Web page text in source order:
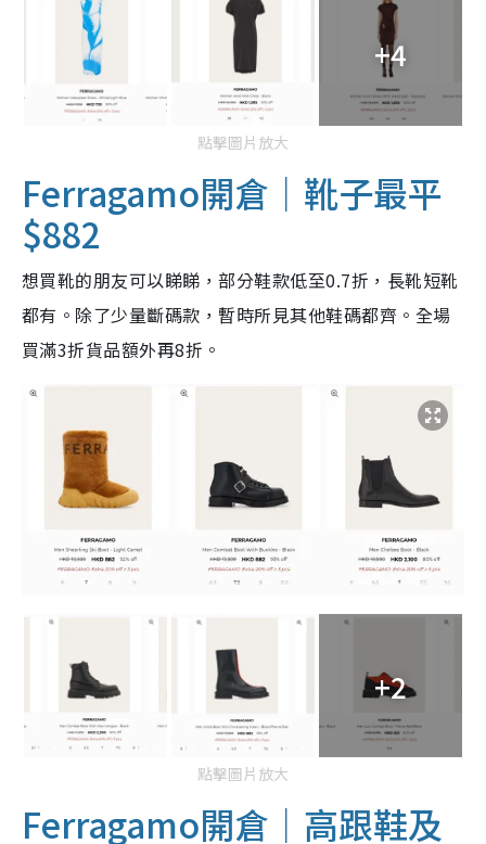
+4
點擊圖片放大
Ferragamo開倉｜靴子最平
$882
想買靴的朋友可以睇睇，部分鞋款低至0.7折，長靴短靴
都有。除了少量斷碼款，暫時所見其他鞋碼都齊。全場
買滿3折貨品額外再8折。
+2
點擊圖片放大
Ferragamo開倉｜高跟鞋及